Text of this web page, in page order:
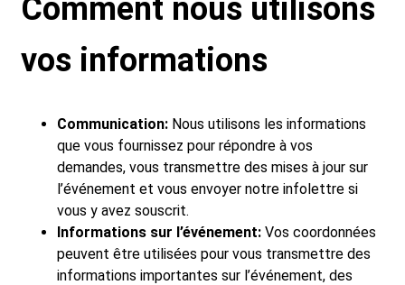
Comment nous utilisons
vos informations
Communication: Nous utilisons les informations
que vous fournissez pour répondre à vos
demandes, vous transmettre des mises à jour sur
l’événement et vous envoyer notre infolettre si
vous y avez souscrit.
Informations sur l’événement: Vos coordonnées
peuvent être utilisées pour vous transmettre des
informations importantes sur l’événement, des